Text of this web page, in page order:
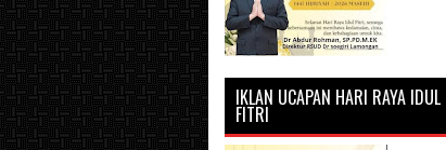
IKLAN UCAPAN HARI RAYA IDUL
FITRI